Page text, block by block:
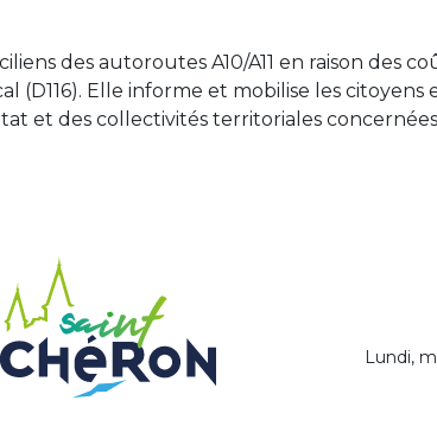
des autoroutes A10/A11 en raison des
(D116). Elle informe et mobilise les citoyens
et des collectivités territoriales
Lundi,